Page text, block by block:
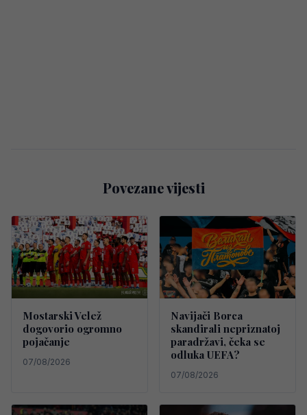
Povezane vijesti
Mostarski Velež
dogovorio ogromno
pojačanje
07/08/2026
Navijači Borca
skandirali nepriznatoj
paradržavi, čeka se
odluka UEFA?
07/08/2026